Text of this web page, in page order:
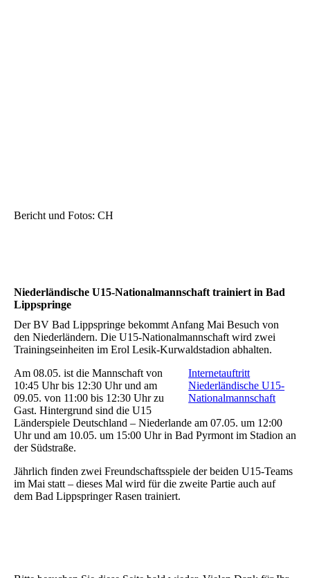
Bericht und Fotos: CH
Niederländische U15-Nationalmannschaft trainiert in Bad
Lippspringe
Der BV Bad Lippspringe bekommt Anfang Mai Besuch von
den Niederländern. Die U15-Nationalmannschaft wird zwei
Trainingseinheiten im Erol Lesik-Kurwaldstadion abhalten.
Internetauftritt
Niederländische U15-
Nationalmannschaft
Am 08.05. ist die Mannschaft von
10:45 Uhr bis 12:30 Uhr und am
09.05. von 11:00 bis 12:30 Uhr zu
Gast. Hintergrund sind die U15
Länderspiele Deutschland – Niederlande am 07.05. um 12:00
Uhr und am 10.05. um 15:00 Uhr in Bad Pyrmont im Stadion an
der Südstraße.
Jährlich finden zwei Freundschaftsspiele der beiden U15-Teams
im Mai statt – dieses Mal wird für die zweite Partie auch auf
dem Bad Lippspringer Rasen trainiert.